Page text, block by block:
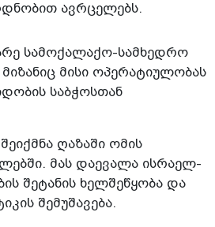
ავრცელებს.
სამოქალაქო-სამხედრო
მისი ოპერატიულობას
საბჭოსთან
ღაზაში ომის
მას დაევალა ისრაელ-
შეტანის ხელშეწყობა და
შემუშავება.